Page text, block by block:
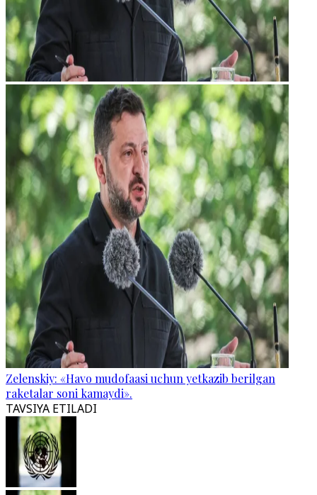
Zelenskiy: «Havo mudofaasi uchun yetkazib berilgan
raketalar soni kamaydi».
TAVSIYA ETILADI